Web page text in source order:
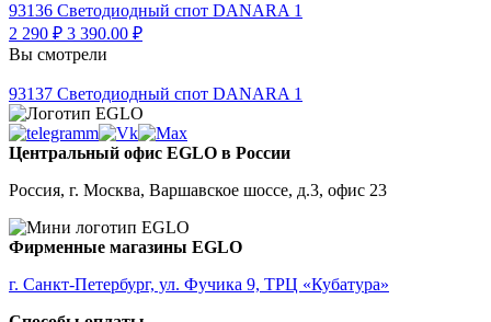
93136 Светодиодный спот DANARA 1
2 290 ₽ 3 390.00 ₽
Вы смотрели
93137 Светодиодный спот DANARA 1
Центральный офис EGLO в России
Россия, г. Москва, Варшавское шоссе, д.3, офис 23
Фирменные магазины EGLO
г. Санкт-Петербург, ул. Фучика 9, ТРЦ «Кубатура»